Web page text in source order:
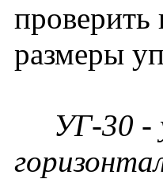
проверить
размеры
УГ-30 -